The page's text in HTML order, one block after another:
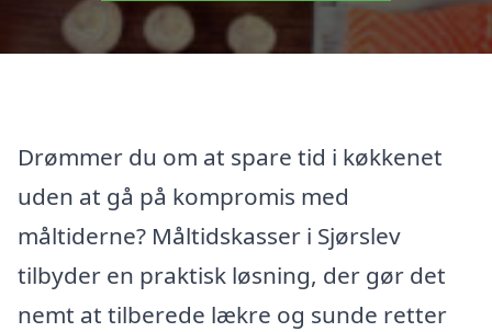
Drømmer du om at spare tid i køkkenet
uden at gå på kompromis med
måltiderne? Måltidskasser i Sjørslev
tilbyder en praktisk løsning, der gør det
nemt at tilberede lækre og sunde retter